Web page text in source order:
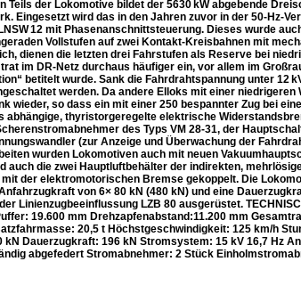
der Lokomotive bildet der 5630 kW abgebende
Eingesetzt wird das in den Jahren zuvor in der 50-Hz-
12 mit Phasenanschnittsteuerung. Dieses wurde
Vollstufen auf zwei Kontakt-Kreisbahnen mit
dienen die letzten drei Fahrstufen als Reserve bei
im DR-Netz durchaus häufiger ein, vor allem im
betitelt wurde. Sank die Fahrdrahtspannung unter 12
werden. Da andere Elloks mit einer
wieder, so dass ein mit einer 250 bespannter Zug bei
abhängige, thyristorgeregelte elektrische
des Typs VM 28-31, der
(zur Anzeige und Überwachung der
wurden Lokomotiven auch mit neuen
auch die zwei Hauptluftbehälter der indirekten,
der elektromotorischen Bremse gekoppelt. Die
von 6× 80 kN (480 kN) und eine
Linienzugbeeinflussung LZB 80 ausgerüstet.
19.600 mm Drehzapfenabstand:11.200 mm
20,5 t Höchstgeschwindigkeit: 125 km/h
Dauerzugkraft: 196 kN Stromsystem: 15 kV 16,7 Hz
abgefedert Stromabnehmer: 2 Stück